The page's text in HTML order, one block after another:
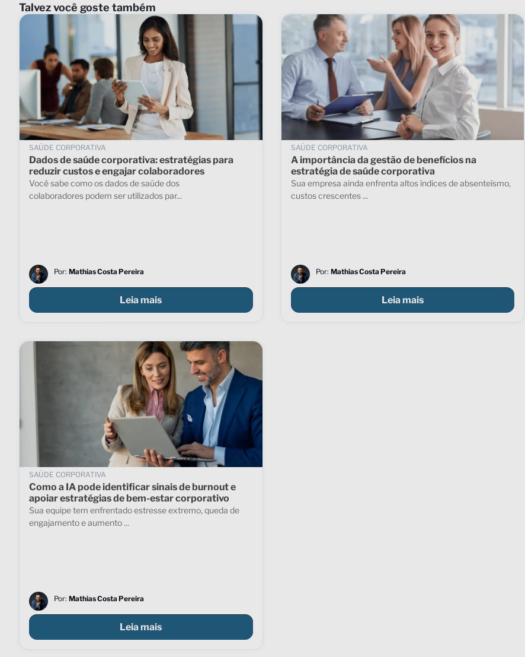
Talvez você goste também
SAÚDE CORPORATIVA
Dados de saúde corporativa: estratégias para
reduzir custos e engajar colaboradores
Você sabe como os dados de saúde dos
colaboradores podem ser utilizados par...
Por: Mathias Costa Pereira
Leia mais
SAÚDE CORPORATIVA
A importância da gestão de benefícios na
estratégia de saúde corporativa
Sua empresa ainda enfrenta altos índices de absenteísmo,
custos crescentes ...
Por: Mathias Costa Pereira
Leia mais
SAÚDE CORPORATIVA
Como a IA pode identificar sinais de burnout e
apoiar estratégias de bem-estar corporativo
Sua equipe tem enfrentado estresse extremo, queda de
engajamento e aumento ...
Por: Mathias Costa Pereira
Leia mais